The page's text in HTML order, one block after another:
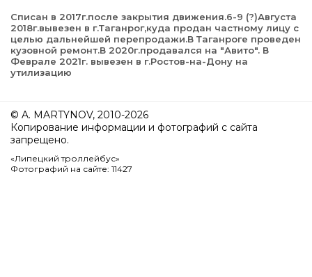
Списан в 2017г.после закрытия движения.6-9 (?)Августа
2018г.вывезен в г.Таганрог,куда продан частному лицу с
целью дальнейшей перепродажи.В Таганроге проведен
кузовной ремонт.В 2020г.продавался на "Авито". В
Феврале 2021г. вывезен в г.Ростов-на-Дону на
утилизацию
© A. MARTYNOV, 2010-2026
Копирование информации и фотографий с сайта
запрещено.
«Липецкий троллейбус»
Фотографий на сайте: 11427